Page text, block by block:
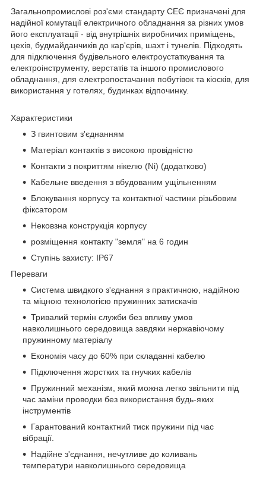
Загальнопромислові роз'єми стандарту СЕЄ призначені для
надійної комутації електричного обладнання за різних умов
його експлуатації - від внутрішніх виробничих приміщень,
цехів, будмайданчиків до кар'єрів, шахт і тунелів. Підходять
для підключення будівельного електроустаткування та
електроінструменту, верстатів та іншого промислового
обладнання, для електропостачання побутівок та кіосків, для
використання у готелях, будинках відпочинку.
Характеристики
З гвинтовим з'єднанням
Матеріал контактів з високою провідністю
Контакти з покриттям нікелю (Ni) (додатково)
Кабельне введення з вбудованим ущільненням
Блокування корпусу та контактної частини різьбовим
фіксатором
Нековзна конструкція корпусу
розміщення контакту "земля" на 6 годин
Ступінь захисту: IP67
Переваги
Система швидкого з'єднання з практичною, надійною
та міцною технологією пружинних затискачів
Тривалий термін служби без впливу умов
навколишнього середовища завдяки нержавіючому
пружинному матеріалу
Економія часу до 60% при складанні кабелю
Підключення жорстких та гнучких кабелів
Пружинний механізм, який можна легко звільнити під
час заміни проводки без використання будь-яких
інструментів
Гарантований контактний тиск пружини під час
вібрації.
Надійне з'єднання, нечутливе до коливань
температури навколишнього середовища